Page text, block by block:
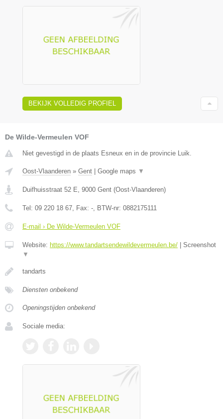
BEKIJK VOLLEDIG PROFIEL
De Wilde-Vermeulen VOF
Niet gevestigd in de plaats Esneux en in de provincie Luik.
Oost-Vlaanderen » Gent Google maps ▼
Duifhuisstraat 52 E, 9000 Gent (Oost-Vlaanderen)
Tel: 09 220 18 67, Fax: -, BTW-nr: 0882175111
E-mail › De Wilde-Vermeulen VOF
Website: https://www.tandartsendewildevermeulen.be/
Screenshot
▼
tandarts
Diensten onbekend
Openingstijden onbekend
Sociale media: